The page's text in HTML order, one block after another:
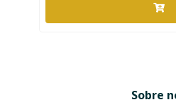
Sobre